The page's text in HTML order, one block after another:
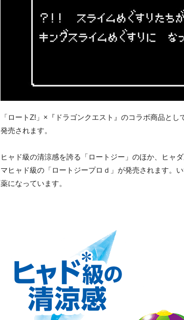
「ロートZ!」×『ドラゴンクエスト』のコラボ商品と
発売されます。
ヒャド級の清涼感を誇る「ロートジー」のほか、ヒャ
マヒャド級の「ロートジープロｄ」が発売されます。
薬になっています。